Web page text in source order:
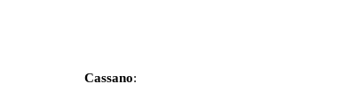
Cassano: